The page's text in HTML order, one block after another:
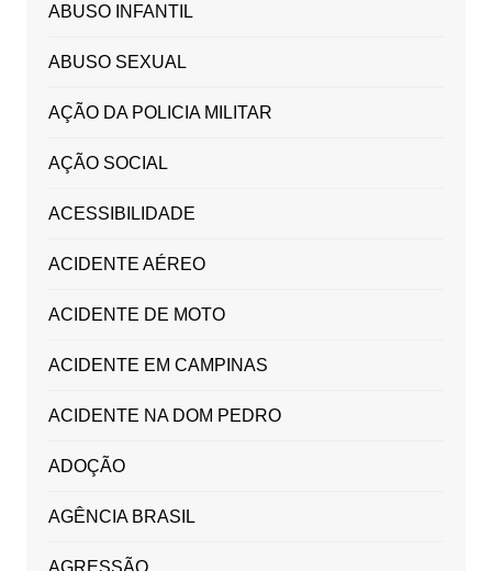
ABUSO INFANTIL
ABUSO SEXUAL
AÇÃO DA POLICIA MILITAR
AÇÃO SOCIAL
ACESSIBILIDADE
ACIDENTE AÉREO
ACIDENTE DE MOTO
ACIDENTE EM CAMPINAS
ACIDENTE NA DOM PEDRO
ADOÇÃO
AGÊNCIA BRASIL
AGRESSÃO